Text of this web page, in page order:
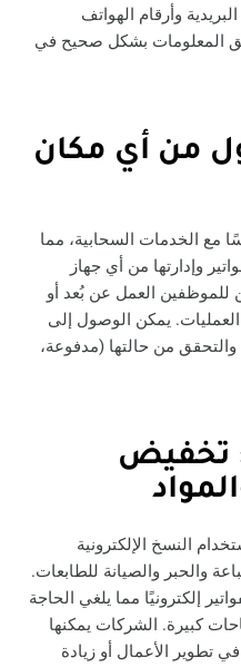
وأرقام الهواتف
المعلومات بشكل صحيح في
من أي مكان
مع الخدمات السحابية، مما
وإدارتها من أي جهاز
للموظفين العمل عن بُعد أو
العمليات. يمكن الوصول إلى
والتحقق من حالتها (مدفوعة،
تخفيض
النسخ الإلكترونية
والحبر والصيانة للطابعات.
إلكترونيًا مما يلغي الحاجة
كبيرة. الشركات يمكنها
تطوير الأعمال أو زيادة